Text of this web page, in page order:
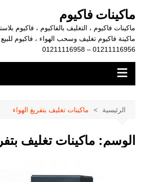
المحتوى
ماكينات فاكيوم
ماكينات فاكيوم ، التغليف بالفاكيوم ، فاكيوم
01211116956 – 01211116958
الرئيسية ماكينات تغليف بتفريغ الهواء
الوسم: ماكينات تغليف